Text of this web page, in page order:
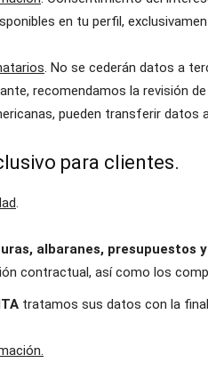
en tu perfil,
. No se cederán datos a
recomendamos la revisión
pueden transferir datos
para clientes.
.
albaranes, presupuestos
contractual, así como los
tratamos sus datos con la